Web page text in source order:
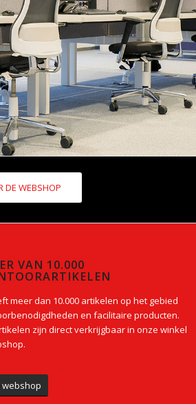
DE WEBSHOP
VAN 10.000
meer dan 10.000 artikelen op het gebied
en facilitaire producten.
zijn direct verkrijgbaar in onze winkel